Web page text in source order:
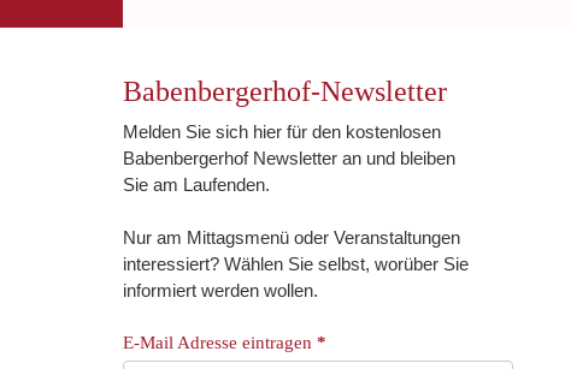
Babenbergerhof-Newsletter
Melden Sie sich hier für den kostenlosen
Babenbergerhof Newsletter an und bleiben
Sie am Laufenden.
Nur am Mittagsmenü oder Veranstaltungen
interessiert? Wählen Sie selbst, worüber Sie
informiert werden wollen.
E-Mail Adresse eintragen *